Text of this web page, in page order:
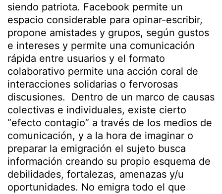
siendo patriota. Facebook permite un
espacio considerable para opinar-escribir,
propone amistades y grupos, según gustos
e intereses y permite una comunicación
rápida entre usuarios y el formato
colaborativo permite una acción coral de
interacciones solidarias o fervorosas
discusiones. Dentro de un marco de causas
colectivas e individuales, existe cierto
“efecto contagio” a través de los medios de
comunicación, y a la hora de imaginar o
preparar la emigración el sujeto busca
información creando su propio esquema de
debilidades, fortalezas, amenazas y/u
oportunidades. No emigra todo el que